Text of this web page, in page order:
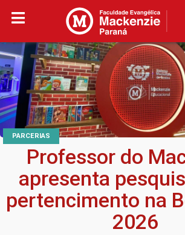
PARCERIAS
Professor do
apresenta
pertencimento na
2026